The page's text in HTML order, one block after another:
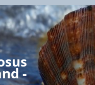
-